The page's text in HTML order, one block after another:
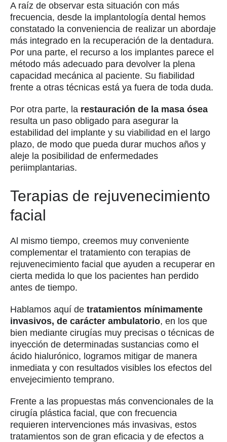
A raíz de observar esta situación con más
frecuencia, desde la implantología dental hemos
constatado la conveniencia de realizar un abordaje
más integrado en la recuperación de la dentadura.
Por una parte, el recurso a los implantes parece el
método más adecuado para devolver la plena
capacidad mecánica al paciente. Su fiabilidad
frente a otras técnicas está ya fuera de toda duda.
Por otra parte, la restauración de la masa ósea
resulta un paso obligado para asegurar la
estabilidad del implante y su viabilidad en el largo
plazo, de modo que pueda durar muchos años y
aleje la posibilidad de enfermedades
periimplantarias.
Terapias de rejuvenecimiento
facial
Al mismo tiempo, creemos muy conveniente
complementar el tratamiento con terapias de
rejuvenecimiento facial que ayuden a recuperar en
cierta medida lo que los pacientes han perdido
antes de tiempo.
Hablamos aquí de tratamientos mínimamente
invasivos, de carácter ambulatorio, en los que
bien mediante cirugías muy precisas o técnicas de
inyección de determinadas sustancias como el
ácido hialurónico, logramos mitigar de manera
inmediata y con resultados visibles los efectos del
envejecimiento temprano.
Frente a las propuestas más convencionales de la
cirugía plástica facial, que con frecuencia
requieren intervenciones más invasivas, estos
tratamientos son de gran eficacia y de efectos a